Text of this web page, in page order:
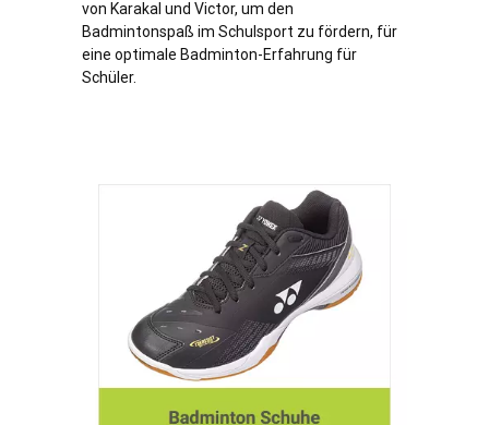
von Karakal und Victor, um den
Badmintonspaß im Schulsport zu fördern, für
eine optimale Badminton-Erfahrung für
Schüler.